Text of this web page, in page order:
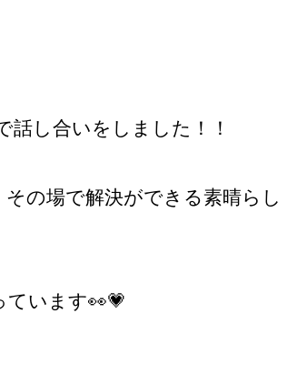
話し合いをしました！！
の場で解決ができる素晴らし
います👀💗